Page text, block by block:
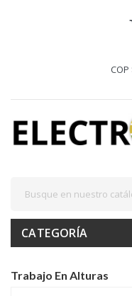
COP
CATEGORÍA
Trabajo En Alturas